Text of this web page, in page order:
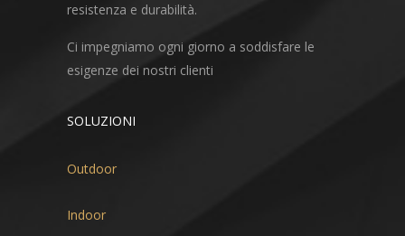
resistenza e durabilità.
Ci impegniamo ogni giorno a soddisfare le
esigenze dei nostri clienti
SOLUZIONI
Outdoor
Indoor